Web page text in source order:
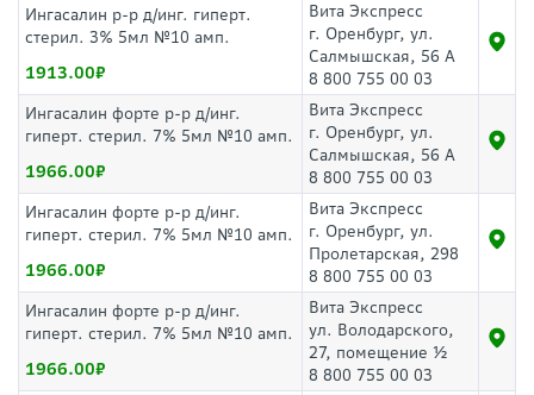
Ингасалин р-р д/инг. гиперт.
стерил. 3% 5мл №10 амп.
1913.00
Вита Экспресс
г. Оренбург, ул.
Салмышская, 56 А
8 800 755 00 03
Ингасалин форте р-р д/инг.
гиперт. стерил. 7% 5мл №10 амп.
1966.00
Вита Экспресс
г. Оренбург, ул.
Салмышская, 56 А
8 800 755 00 03
Ингасалин форте р-р д/инг.
гиперт. стерил. 7% 5мл №10 амп.
1966.00
Вита Экспресс
г. Оренбург, ул.
Пролетарская, 298
8 800 755 00 03
Ингасалин форте р-р д/инг.
гиперт. стерил. 7% 5мл №10 амп.
1966.00
Вита Экспресс
ул. Володарского,
27, помещение ½
8 800 755 00 03